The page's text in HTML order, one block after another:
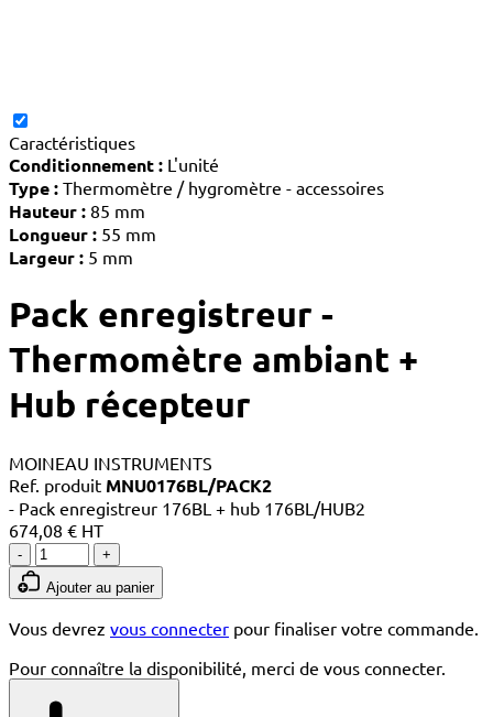
Caractéristiques
Conditionnement : L'unité
Type : Thermomètre / hygromètre - accessoires
Hauteur : 85 mm
Longueur : 55 mm
Largeur : 5 mm
Pack enregistreur -
Thermomètre ambiant +
Hub récepteur
MOINEAU INSTRUMENTS
Ref. produit MNU0176BL/PACK2
- Pack enregistreur 176BL + hub 176BL/HUB2
674,08 € HT
-
+
Ajouter au panier
Vous devrez vous connecter pour finaliser votre commande.
Pour connaître la disponibilité, merci de vous connecter.